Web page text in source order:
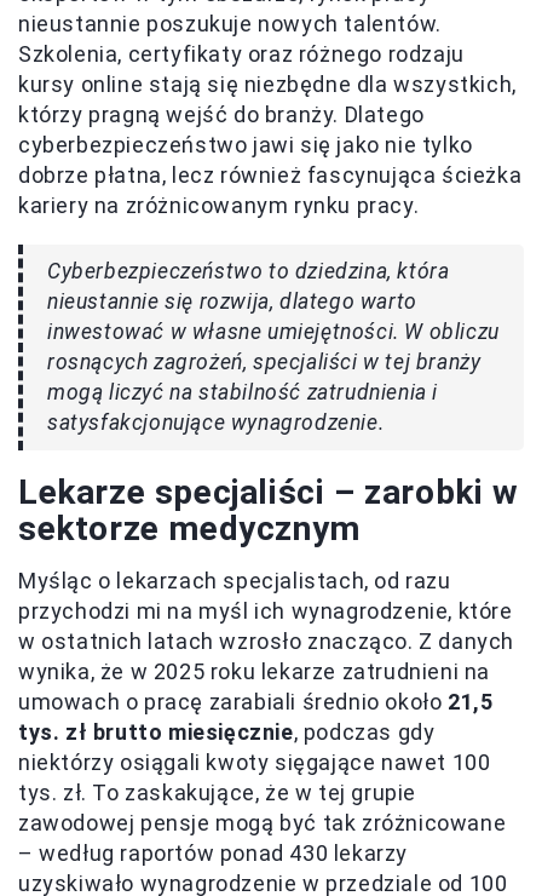
nieustannie poszukuje nowych talentów.
Szkolenia, certyfikaty oraz różnego rodzaju
kursy online stają się niezbędne dla wszystkich,
którzy pragną wejść do branży. Dlatego
cyberbezpieczeństwo jawi się jako nie tylko
dobrze płatna, lecz również fascynująca ścieżka
kariery na zróżnicowanym rynku pracy.
Cyberbezpieczeństwo to dziedzina, która
nieustannie się rozwija, dlatego warto
inwestować w własne umiejętności. W obliczu
rosnących zagrożeń, specjaliści w tej branży
mogą liczyć na stabilność zatrudnienia i
satysfakcjonujące wynagrodzenie.
Lekarze specjaliści – zarobki w
sektorze medycznym
Myśląc o lekarzach specjalistach, od razu
przychodzi mi na myśl ich wynagrodzenie, które
w ostatnich latach wzrosło znacząco. Z danych
wynika, że w 2025 roku lekarze zatrudnieni na
umowach o pracę zarabiali średnio około 21,5
tys. zł brutto miesięcznie, podczas gdy
niektórzy osiągali kwoty sięgające nawet 100
tys. zł. To zaskakujące, że w tej grupie
zawodowej pensje mogą być tak zróżnicowane
– według raportów ponad 430 lekarzy
uzyskiwało wynagrodzenie w przedziale od 100